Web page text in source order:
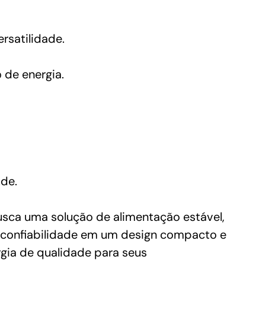
energia.
uma solução de alimentação estável,
em um design compacto e
de qualidade para seus